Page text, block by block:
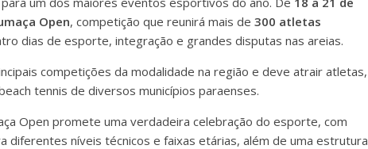
Open, competição que reunirá mais de 300 atletas
dias de esporte, integração e grandes disputas nas areias.
competições da modalidade na região e deve atrair atletas,
tennis de diversos municípios paraenses.
Open promete uma verdadeira celebração do esporte, com
diferentes níveis técnicos e faixas etárias, além de uma estrutura